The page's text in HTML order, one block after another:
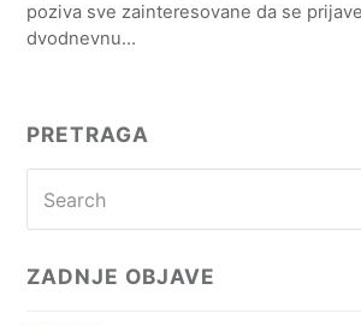
poziva sve zainteresovane da se
dvodnevnu…
PRETRAGA
ZADNJE OBJAVE